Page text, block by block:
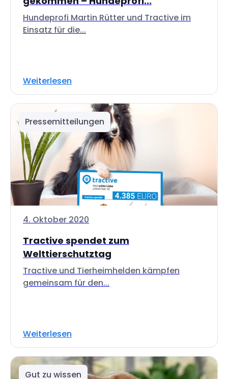
Hundeprofi Martin Rütter und Tractive im
Einsatz für die...
Weiterlesen
Pressemitteilungen
4. Oktober 2020
Tractive spendet zum
Welttierschutztag
Tractive und Tierheimhelden kämpfen
gemeinsam für den...
Weiterlesen
Gut zu wissen